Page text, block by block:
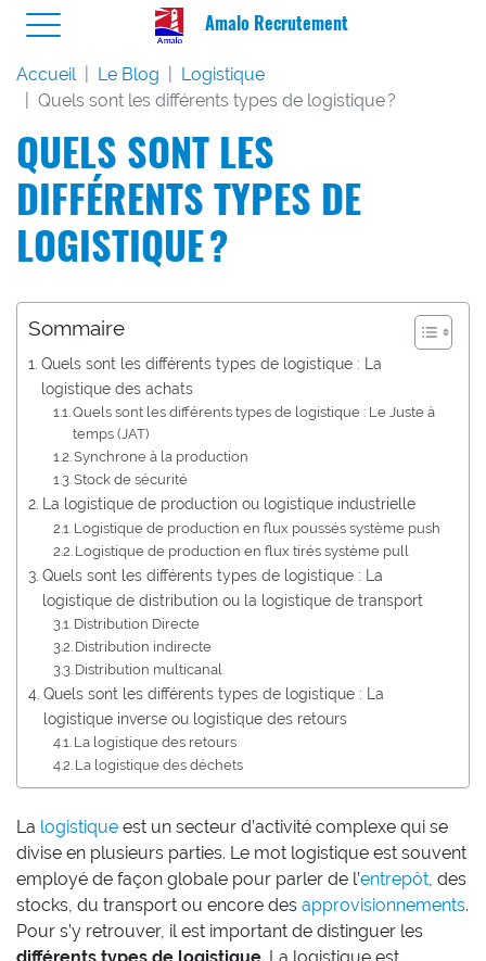
Amalo Recrutement
Accueil Le Blog
Logistique
Quels sont les différents types de logistique ?
QUELS SONT LES
DIFFÉRENTS TYPES DE
LOGISTIQUE ?
Sommaire
Quels sont les différents types de logistique : La
logistique des achats
Quels sont les différents types de logistique : Le Juste à
temps (JAT)
Synchrone à la production
Stock de sécurité
La logistique de production ou logistique industrielle
Logistique de production en flux poussés système push
Logistique de production en flux tirés système pull
Quels sont les différents types de logistique : La
logistique de distribution ou la logistique de transport
Distribution Directe
Distribution indirecte
Distribution multicanal
Quels sont les différents types de logistique : La
logistique inverse ou logistique des retours
La logistique des retours
La logistique des déchets
La logistique est un secteur d’activité complexe qui se
divise en plusieurs parties. Le mot logistique est souvent
employé de façon globale pour parler de l’entrepôt, des
stocks, du transport ou encore des approvisionnements.
Pour s’y retrouver, il est important de distinguer les